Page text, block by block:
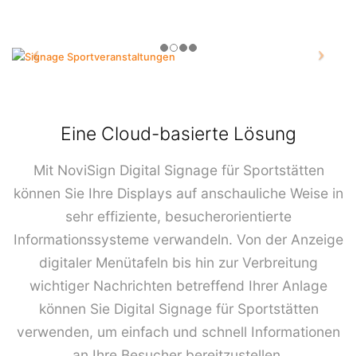
Eine Cloud-basierte Lösung
Mit NoviSign Digital Signage für Sportstätten
können Sie Ihre Displays auf anschauliche Weise in
sehr effiziente, besucherorientierte
Informationssysteme verwandeln. Von der Anzeige
digitaler Menütafeln bis hin zur Verbreitung
wichtiger Nachrichten betreffend Ihrer Anlage
können Sie Digital Signage für Sportstätten
verwenden, um einfach und schnell Informationen